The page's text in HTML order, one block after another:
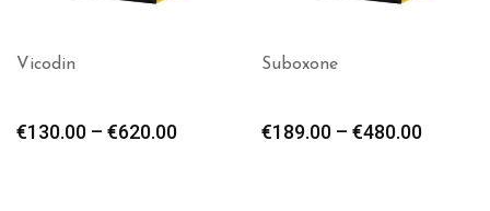
Suboxone
€189.00 – €480.00
Xanax
€480.00 – €1,380.00